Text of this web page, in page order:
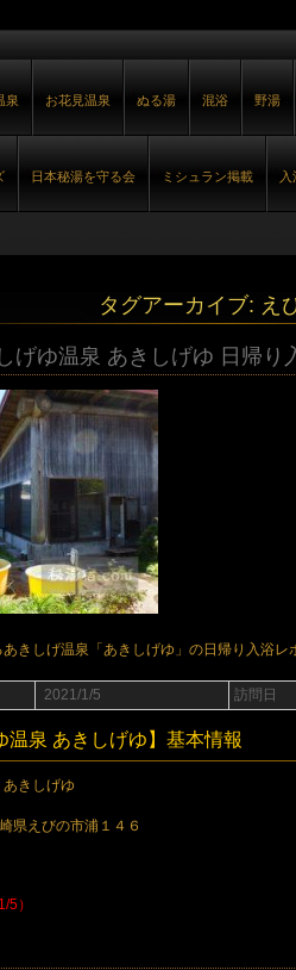
泉 お花見温泉 ぬる湯 混浴 野湯
日本秘湯を守る会 ミシュラン掲載
タグアーカイブ: え
しげゆ温泉 あきしげゆ 日帰
きしげ温泉「あきしげゆ」の日帰り入浴レ
2021/1/5 訪問日
温泉 あきしげゆ】基本情報
きしげゆ
県えびの市浦１４６
5）